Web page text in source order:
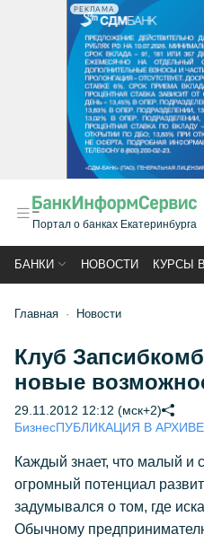
РЕКЛАМА
Портал о банках Екатеринбурга
БАНКИ НОВОСТИ КУРСЫ
Главная Новости
Клуб
новые
29.11.2012 12:12 (мск+2)
БизнесПУБЛИКАЦИЯ В АРХИВЕ
Каждый знает, что малый и
огромный потенциал
задумывался о том, где
Обычному